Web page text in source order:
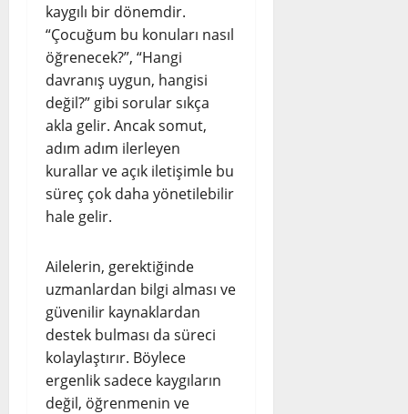
kaygılı bir dönemdir.
“Çocuğum bu konuları nasıl
öğrenecek?”, “Hangi
davranış uygun, hangisi
değil?” gibi sorular sıkça
akla gelir. Ancak somut,
adım adım ilerleyen
kurallar ve açık iletişimle bu
süreç çok daha yönetilebilir
hale gelir.
Ailelerin, gerektiğinde
uzmanlardan bilgi alması ve
güvenilir kaynaklardan
destek bulması da süreci
kolaylaştırır. Böylece
ergenlik sadece kaygıların
değil, öğrenmenin ve